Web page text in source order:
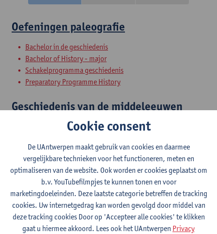
Oefeningen paleografie
Bachelor in de geschiedenis
Bachelor of History - major
Schakelprogramma geschiedenis
Preparatory Programme History
Geschiedenis van de middeleeuwen
Bachelor in de geschiedenis
Bachelor in de wijsbegeerte - major
Micro-credential: Inleiding tot de geschiedenis
MC: inl premoderne geschied
Ecologische geschiedenis
Bachelor in de geschiedenis
Bachelor of History - major
Cookie consent
De UAntwerpen maakt gebruik van cookies en daarmee
vergelijkbare technieken voor het functioneren, meten en
optimaliseren van de website. Ook worden er cookies geplaatst om
b.v. YouTubefilmpjes te kunnen tonen en voor
marketingdoeleinden. Deze laatste categorie betreffen de tracking
cookies. Uw internetgedrag kan worden gevolgd door middel van
deze tracking cookies Door op 'Accepteer alle cookies' te klikken
gaat u hiermee akkoord. Lees ook het UAntwerpen Privacy